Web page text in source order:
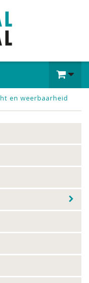
en weerbaarheid